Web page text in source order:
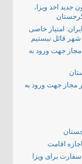
جدید اخذ ویزا،
امتیاز خاصی
قائل نیستیم
جهت ورود به
مجاز جهت ورود به
اقامت
برای ویزا